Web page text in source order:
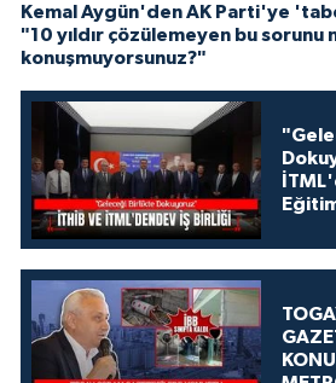
Kemal Aygün'den AK Parti'ye
"10 yıldır çözülemeyen bu sorunu
konuşmuyorsunuz?"